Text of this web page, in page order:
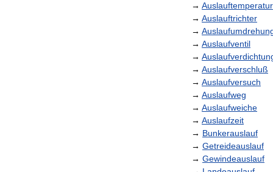
→ Auslauftemperatur
→ Auslauftrichter
→
→ Auslaufventil
→
→ Auslaufverschluß
→ Auslaufversuch
→ Auslaufweg
→ Auslaufweiche
→ Auslaufzeit
→ Bunkerauslauf
→ Getreideauslauf
→ Gewindeauslauf